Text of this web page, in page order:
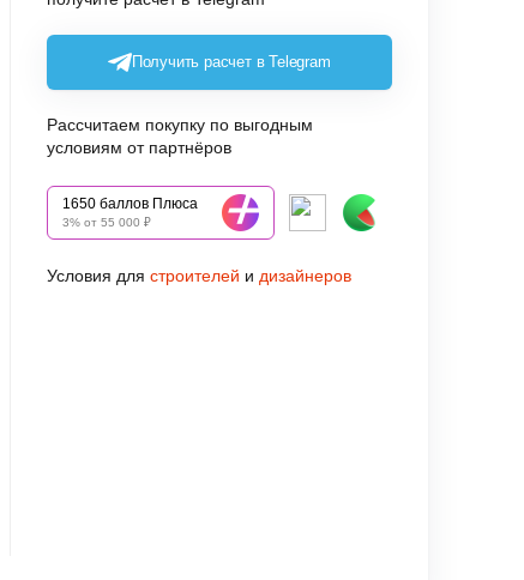
Получить расчет в Telegram
Рассчитаем покупку по выгодным
условиям от партнёров
1650 баллов Плюса
3% от 55 000 ₽
Условия для строителей и дизайнеров